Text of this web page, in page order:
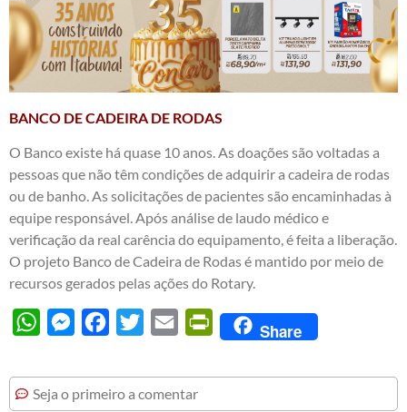
BANCO DE CADEIRA DE RODAS
O Banco existe há quase 10 anos. As doações são voltadas a
pessoas que não têm condições de adquirir a cadeira de rodas
ou de banho. As solicitações de pacientes são encaminhadas à
equipe responsável. Após análise de laudo médico e
verificação da real carência do equipamento, é feita a liberação.
O projeto Banco de Cadeira de Rodas é mantido por meio de
recursos gerados pelas ações do Rotary.
WhatsAppMessengerFacebook
Twitter Email PrintFriendly
Share
Seja o primeiro a comentar